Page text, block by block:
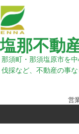
塩那不動
那須町・那須塩原市を
伐採など、不動産の事
営